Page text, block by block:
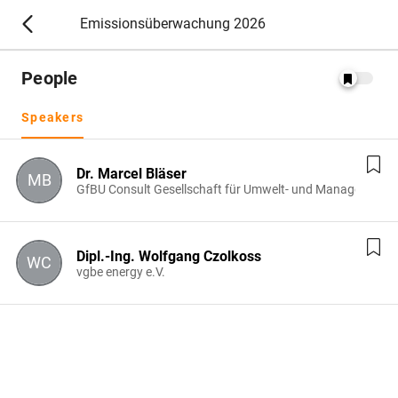
Emissionsüberwachung 2026
People
Speakers
MB Dr. Marcel Bläser
GfBU Consult Gesellschaft für Umwelt- und
WC Dipl.-Ing. Wolfgang Czolkoss
vgbe energy e.V.